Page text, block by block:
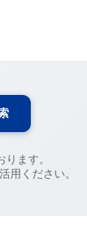
ます。
用ください。